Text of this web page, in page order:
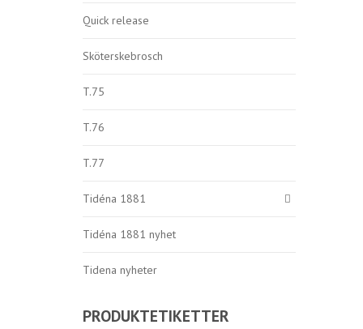
Quick release
Sköterskebrosch
T.75
T.76
T.77
Tidéna 1881
Tidéna 1881 nyhet
Tidena nyheter
PRODUKTETIKETTER